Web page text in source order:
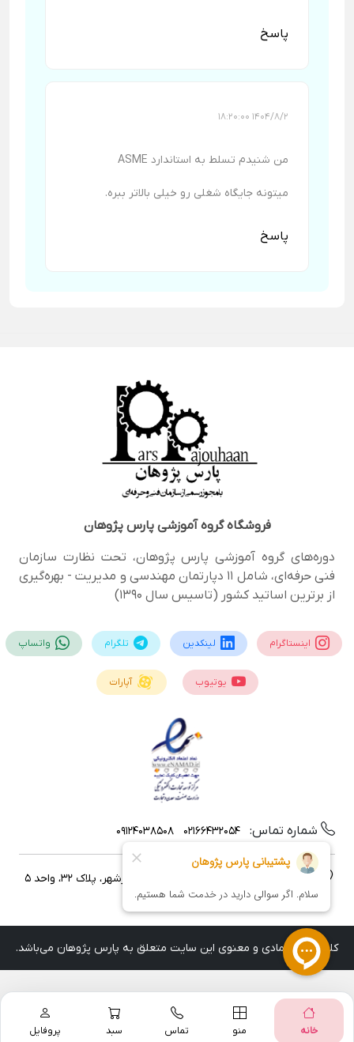
خانه منو تماس سبد پروفایل
پاسخ
1404/8/2 18:20:00
من شنیدم تسلط به استاندارد ASME
میتونه جایگاه شغلی رو خیلی بالاتر ببره.
پاسخ
فروشگاهگروه آموزشی پارس پژوهان
دوره‌های گروه آموزشی پارس پژوهان، تحت نظارت سازمان
فنی حرفه‌ای، شامل 11 دپارتمان مهندسی و مدیریت - بهره‌گیری
از برترین اساتید کشور (تاسیس سال 1390)
اینستاگرام لینکدین تلگرام واتساپ
یوتیوب آپارات
شماره تماس: 02166432054
09124038508
نشانی: تهران، خیابان ایرانشهر، خیابان آذرشهر، پلاک 32، واحد 5
کلیه حقوق مادی و معنوی این سایت متعلق به پارس پژوهان می‌باشد.